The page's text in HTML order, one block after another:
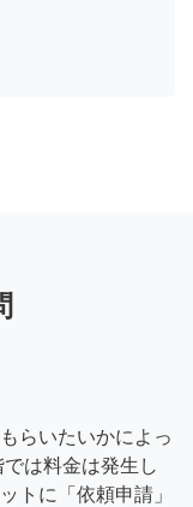
らいたいかによっ
は料金は発生し
トに「依頼申請」